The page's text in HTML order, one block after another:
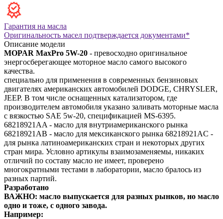
Гарантия на масла
Оригинальность масел подтверждается документами*
Описание модели
MOPAR MaxPro 5W-20 - превосходно оригинальное
энергосберегающее моторное масло самого высокого
качества.
специально для применения в современных бензиновых
двигателях американских автомобилей DODGE, CHRYSLER,
JEEP. В том числе оснащенных катализатором, где
производителем автомобиля указано заливать моторные масла
с вязкостью SAE 5w-20, спецификацией MS-6395.
68218921AA - масло для внутриамериканского рынка
68218921AB - масло для мексиканского рынка 68218921AC -
для рынка латиноамериканских стран и некоторых других
стран мира. Условно артикулы взаимозаменяемы, никаких
отличий по составу масло не имеет, проверено
многократными тестами в лаборатории, масло бралось из
разных партий.
Разработано
ВАЖНО: масло выпускается для разных рынков, но масло
одно и тоже, с одного завода.
Например: